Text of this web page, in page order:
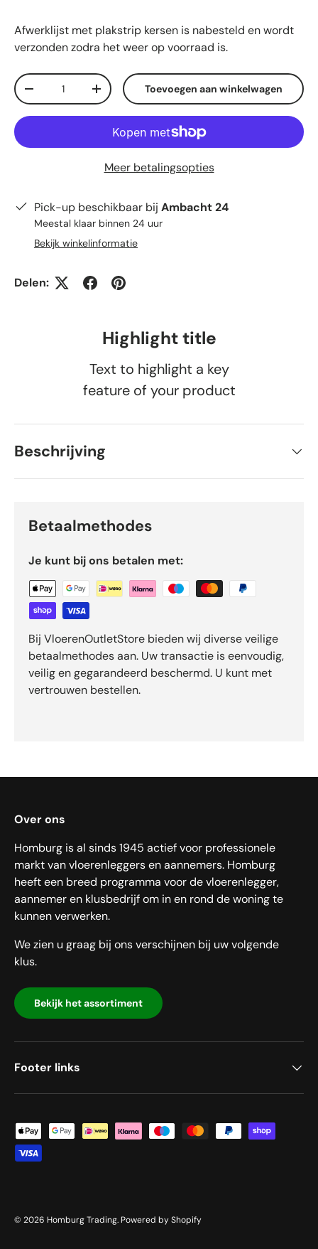
Afwerklijst met plakstrip kersen is nabesteld en wordt
verzonden zodra het weer op voorraad is.
Aantal
Verlaag de hoeveelheidVerhoog de hoeveelheid
Toevoegen aan winkelwagen
Meer betalingsopties
Pick-up beschikbaar bij Ambacht 24
Meestal klaar binnen 24 uur
Bekijk winkelinformatie
Delen:
Highlight title
Text to highlight a key
feature of your product
Beschrijving
Betaalmethodes
Je kunt bij ons betalen met:
Bij VloerenOutletStore bieden wij diverse veilige
betaalmethodes aan. Uw transactie is eenvoudig,
veilig en gegarandeerd beschermd. U kunt met
vertrouwen bestellen.
Over ons
Homburg is al sinds 1945 actief voor professionele
markt van vloerenleggers en aannemers. Homburg
heeft een breed programma voor de vloerenlegger,
aannemer en klusbedrijf om in en rond de woning te
kunnen verwerken.
We zien u graag bij ons verschijnen bij uw volgende
klus.
Bekijk het assortiment
Footer links
Geaccepteerde betaalmethoden
© 2026 Homburg Trading. Powered by Shopify